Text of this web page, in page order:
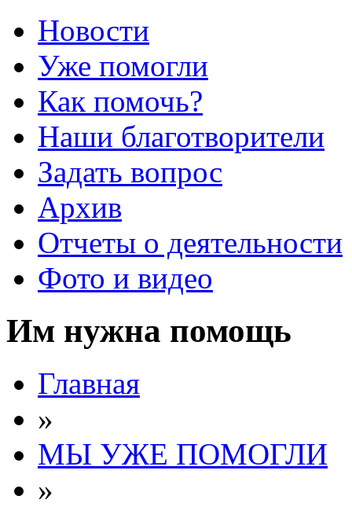
Новости
Уже помогли
Как помочь?
Наши благотворители
Задать вопрос
Архив
Отчеты о деятельности
Фото и видео
Им нужна помощь
Главная
»
МЫ УЖЕ ПОМОГЛИ
»